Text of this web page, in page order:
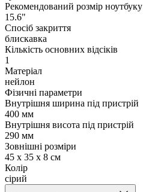
Рекомендований розмір ноутбуку
15.6"
Спосіб закриття
блискавка
Кількість основних відсіків
1
Матеріал
нейлон
Фізичні параметри
Внутрішня ширина під пристрій
400 мм
Внутрішня висота під пристрій
290 мм
Зовнішні розміри
45 x 35 x 8 см
Колір
сірий